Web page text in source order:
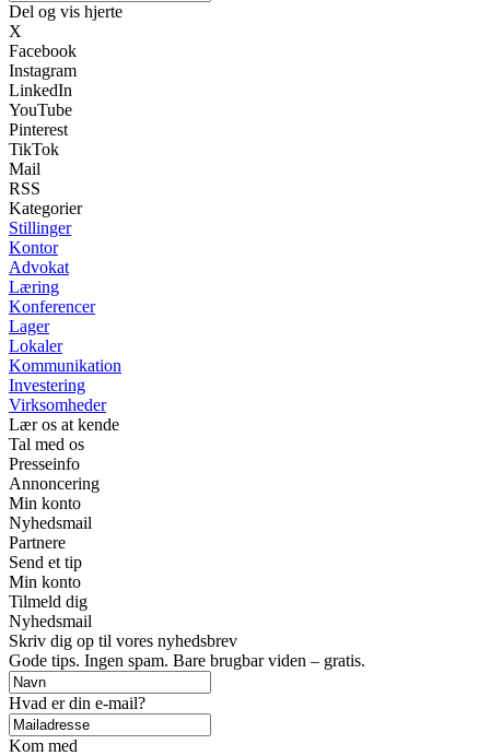
Del og vis hjerte
X
Facebook
Instagram
LinkedIn
YouTube
Pinterest
TikTok
Mail
RSS
Kategorier
Stillinger
Kontor
Advokat
Læring
Konferencer
Lager
Lokaler
Kommunikation
Investering
Virksomheder
Lær os at kende
Tal med os
Presseinfo
Annoncering
Min konto
Nyhedsmail
Partnere
Send et tip
Min konto
Tilmeld dig
Nyhedsmail
Skriv dig op til vores nyhedsbrev
Gode tips. Ingen spam. Bare brugbar viden – gratis.
Hvad er din e-mail?
Kom med